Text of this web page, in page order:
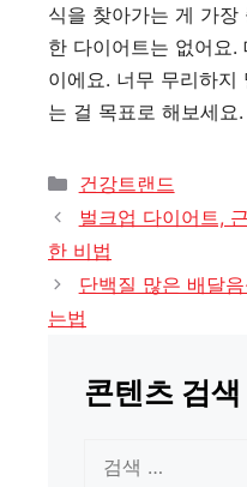
식을 찾아가는 게 가장
한 다이어트는 없어요.
이에요. 너무 무리하지
는 걸 목표로 해보세요
카
테
리
건강트랜드
벌크업 다이어트,
한 비법
단백질 많은 배달
는법
콘텐츠 검색